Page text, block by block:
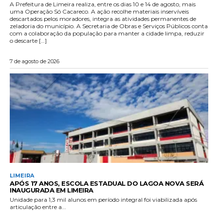
A Prefeitura de Limeira realiza, entre os dias 10 e 14 de agosto, mais
uma Operação Só Cacareco. A ação recolhe materiais inservíveis
descartados pelos moradores, integra as atividades permanentes de
zeladoria do município. A Secretaria de Obras e Serviços Públicos conta
com a colaboração da população para manter a cidade limpa, reduzir
o descarte […]
7 de agosto de 2026
LIMEIRA
APÓS 17 ANOS, ESCOLA ESTADUAL DO LAGOA NOVA SERÁ
INAUGURADA EM LIMEIRA
Unidade para 1,3 mil alunos em período integral foi viabilizada após
articulação entre a...